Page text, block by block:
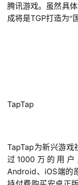
腾讯游戏。虽然具
成将是TGP打造为“
TapTap
TapTap为新兴游戏
过 1000 万的用
Android、 iOS端的